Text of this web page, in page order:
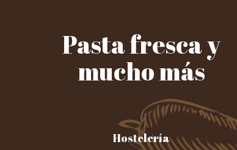
Pasta fresca y
mucho más
Hostelería